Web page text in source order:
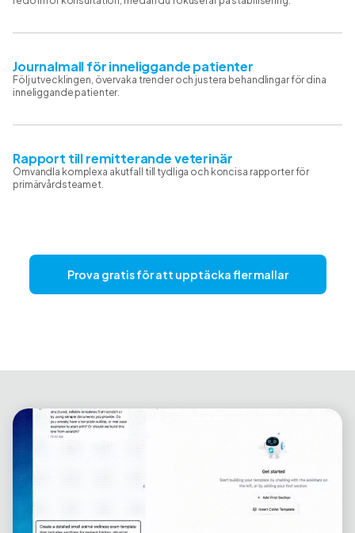
Journalmall för inneliggande patienter
Följ utvecklingen, övervaka trender och justera behandlingar för dina
inneliggande patienter.
Rapport till remitterande veterinär
Omvandla komplexa akutfall till tydliga och koncisa rapporter för
primärvårdsteamet.
Prova gratis för att upptäcka fler mallar